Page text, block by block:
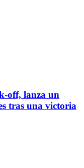
off, lanza un
tras una victoria